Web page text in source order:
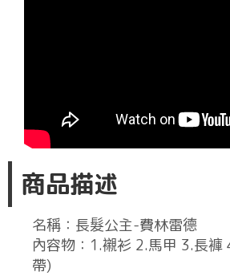
商品描述
名稱：長髮公主-費林雷德
內容物：1.襯衫 2.馬甲 3.長
帶)